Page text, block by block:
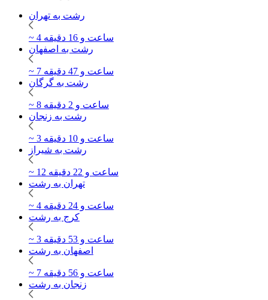
رشت به تهران
~ 4 ساعت و 16 دقیقه
رشت به اصفهان
~ 7 ساعت و 47 دقیقه
رشت به گرگان
~ 8 ساعت و 2 دقیقه
رشت به زنجان
~ 3 ساعت و 10 دقیقه
رشت به شیراز
~ 12 ساعت و 22 دقیقه
تهران به رشت
~ 4 ساعت و 24 دقیقه
کرج به رشت
~ 3 ساعت و 53 دقیقه
اصفهان به رشت
~ 7 ساعت و 56 دقیقه
زنجان به رشت